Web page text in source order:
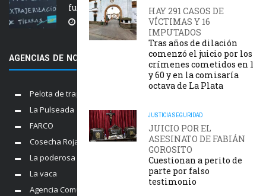
HAY 291 CASOS DE
VÍCTIMAS Y 16
IMPUTADOS
Tras años de dilación
comenzó el juicio por los
crímenes cometidos en 1
y 60 y en la comisaría
octava de La Plata
JUSTICIASEGURIDAD
JUICIO POR EL
ASESINATO DE FABIÁN
GOROSITO
Cuestionan a perito de
parte por falso
testimonio
fuego y desalojos
5 AGOSTO, 2026
AGENCIAS DE NOTICIAS AMIGAS
Pelota de trapo
La Pulseada
FARCO
Cosecha Roja
La poderosa
La vaca
Agencia Comunica